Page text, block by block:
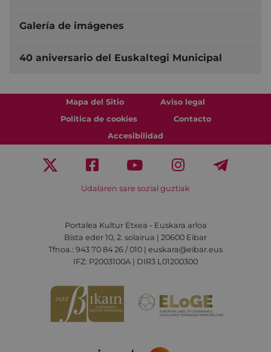
Galería de imágenes
40 aniversario del Euskaltegi Municipal
Mapa del Sitio
Aviso legal
Política de cookies
Contacto
Accesibilidad
Udalaren sare sozial guztiak
Portalea Kultur Etxea - Euskara arloa
Bista eder 10, 2. solairua | 20600 Eibar
Tfnoa.: 943 70 84 26 / 010 | euskara@eibar.eus
IFZ: P2003100A | DIR3 L01200300